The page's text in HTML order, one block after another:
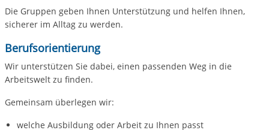
Die Gruppen geben Ihnen Unterstützung und helfen Ihnen,
sicherer im Alltag zu werden.
Berufsorientierung
Wir unterstützen Sie dabei, einen passenden Weg in die
Arbeitswelt zu finden.
Gemeinsam überlegen wir:
welche Ausbildung oder Arbeit zu Ihnen passt